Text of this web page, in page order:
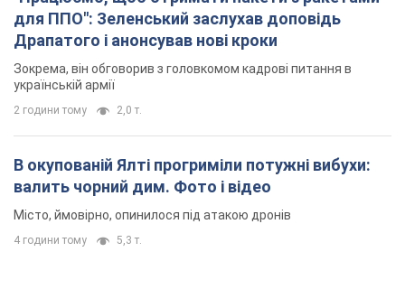
для ППО": Зеленський заслухав доповідь
Драпатого і анонсував нові кроки
Зокрема, він обговорив з головкомом кадрові питання в
українській армії
2 години тому 2,0 т.
В окупованій Ялті прогриміли потужні вибухи:
валить чорний дим. Фото і відео
Місто, ймовірно, опинилося під атакою дронів
4 години тому 5,3 т.